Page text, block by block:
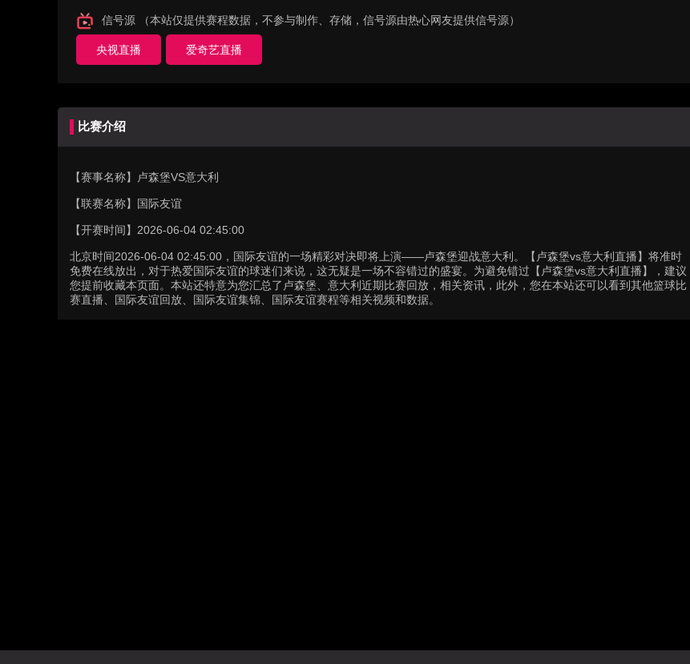
信号源 （本站仅提供赛程数据，不参与制作、存储，信号源由热心网友提供信号源）
央视直播 爱奇艺直播
比赛介绍
【赛事名称】 卢森堡VS意大利
【联赛名称】 国际友谊
【开赛时间】 2026-06-04 02:45:00
北京时间2026-06-04 02:45:00，国际友谊的一场精彩对决即将上演——卢森堡迎战意大利。【卢森堡vs意大利直播】将准时
免费在线放出，对于热爱国际友谊的球迷们来说，这无疑是一场不容错过的盛宴。为避免错过【卢森堡vs意大利直播】，建议
您提前收藏本页面。本站还特意为您汇总了卢森堡、意大利近期比赛回放，相关资讯，此外，您在本站还可以看到其他篮球比
赛直播、国际友谊回放、国际友谊集锦、国际友谊赛程等相关视频和数据。